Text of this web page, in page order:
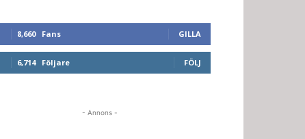
8,660 Fans GILLA
6,714 Följare FÖLJ
- Annons -